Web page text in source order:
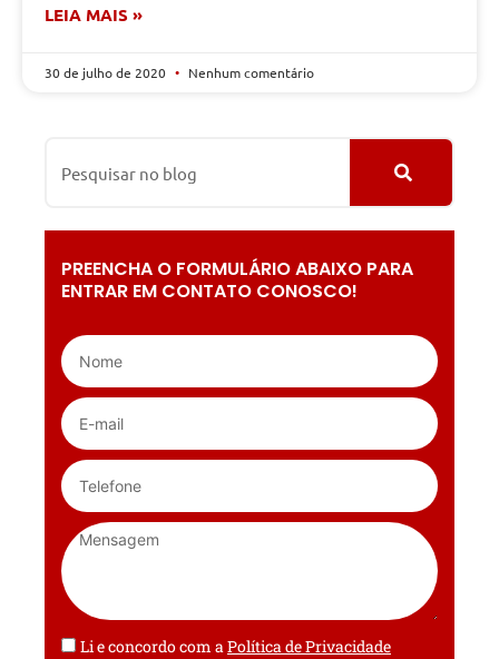
LEIA MAIS »
30 de julho de 2020 Nenhum comentário
PREENCHA O FORMULÁRIO ABAIXO PARA
ENTRAR EM CONTATO CONOSCO!
Li e concordo com aPolítica de Privacidade